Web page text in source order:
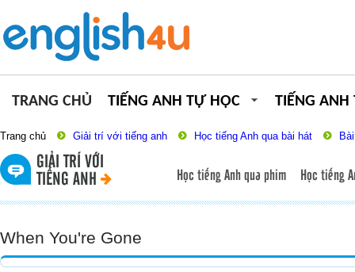
TRANG CHỦ TIẾNG ANH TỰ HỌC TIẾNG ANH
Trang chủ Giải trí với tiếng anh Học tiếng Anh qua bài hát
GIẢI TRÍ VỚI
TIẾNG ANH
Học tiếng Anh qua phim Học tiếng
When You're Gone